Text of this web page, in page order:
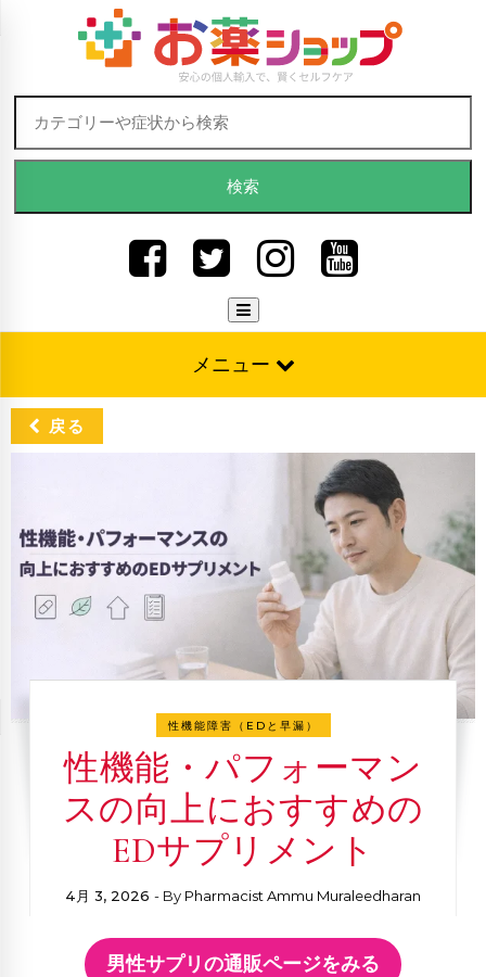
Skip to content
検索:
メニュー
戻る
性機能障害（EDと早漏）
性機能・パフォーマン
スの向上におすすめの
EDサプリメント
4月 3, 2026 - By Pharmacist Ammu Muraleedharan
男性サプリの通販ページをみる